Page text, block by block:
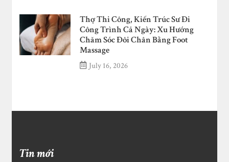
Thợ Thi Công, Kiến Trúc Sư Đi
Công Trình Cả Ngày: Xu Hướng
Chăm Sóc Đôi Chân Bằng Foot
Massage
July 16, 2026
Tin mới